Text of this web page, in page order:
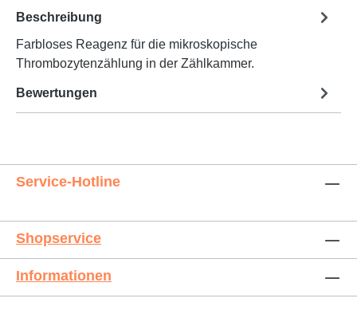
Beschreibung
Farbloses Reagenz für die mikroskopische
Thrombozytenzählung in der Zählkammer.
Bewertungen
Service-Hotline
Shopservice
Informationen